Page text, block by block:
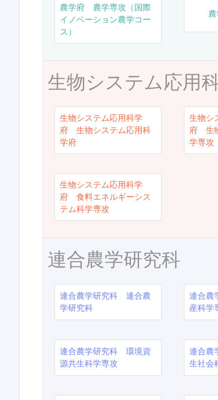
農学府 農学専攻（国際
イノベーション農学コー
ス）
生物システム応用
生物システム応用科学
府 生物システム応用科
学府
生物シ
府 生
学専攻
生物システム応用科学
府 食料エネルギーシス
テム科学専攻
連合農学研究科
連合農学研究科 連合農
学研究科
連合農
産科学
連合農学研究科 環境資
源共生科学専攻
連合農
生社会